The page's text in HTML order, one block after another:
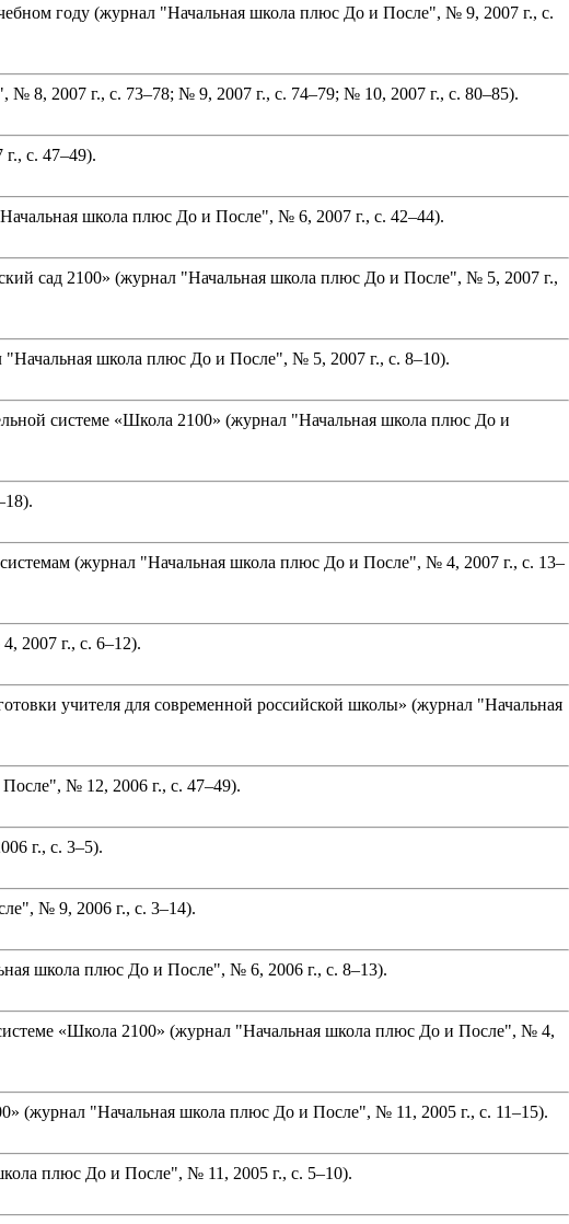
году (журнал "Начальная школа плюс До и После", № 9, 2007 г., с.
8, 2007 г., с. 73–78; № 9, 2007 г., с. 74–79; № 10, 2007 г., с. 80–85).
с. 47–49).
школа плюс До и После", № 6, 2007 г., с. 42–44).
сад 2100» (журнал "Начальная школа плюс До и После", № 5, 2007 г.,
школа плюс До и После", № 5, 2007 г., с. 8–10).
системе «Школа 2100» (журнал "Начальная школа плюс До и
(журнал "Начальная школа плюс До и После", № 4, 2007 г., с. 13–
2007 г., с. 6–12).
учителя для современной российской школы» (журнал "Начальная
№ 12, 2006 г., с. 47–49).
г., с. 3–5).
№ 9, 2006 г., с. 3–14).
школа плюс До и После", № 6, 2006 г., с. 8–13).
«Школа 2100» (журнал "Начальная школа плюс До и После", № 4,
(журнал "Начальная школа плюс До и После", № 11, 2005 г., с. 11–15).
плюс До и После", № 11, 2005 г., с. 5–10).